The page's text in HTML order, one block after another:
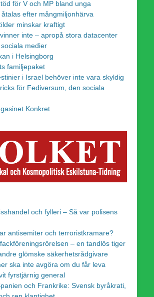
för V och MP bland unga
efter mångmiljonhärva
minskar kraftigt
inte – apropå stora datacenter
medier
i Helsingborg
familjepaket
i Israel behöver inte vara skyldig
för Fediversum, den sociala
Konkret
och fylleri – Så var polisens
antisemiter och terroristkramare?
– en tandlös tiger
glömske säkerhetsrådgivare
ska inte avgöra om du får leva
fyrstjärnig general
och Frankrike: Svensk byråkrati,